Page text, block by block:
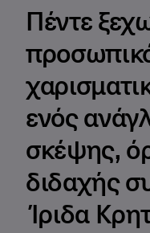
Πέντε
ενός
σκέψης,
διδαχής
Ίριδα